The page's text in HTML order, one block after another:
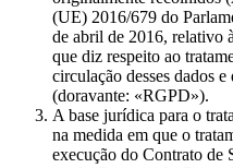
(UE) 2016/679 do
de abril de 2016, relativo
que diz respeito ao
circulação desses dados
(doravante: «RGPD»).
A base jurídica para o
na medida em que o
execução do Contrato de